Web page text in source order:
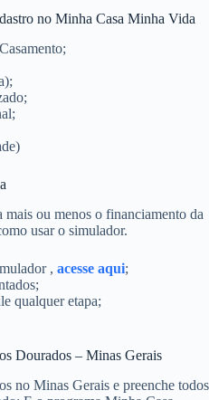
no Minha Casa Minha Vida
ou menos o financiamento da
usar o simulador.
, acesse aqui;
qualquer etapa;
Dourados – Minas Gerais
no Minas Gerais e preenche todos